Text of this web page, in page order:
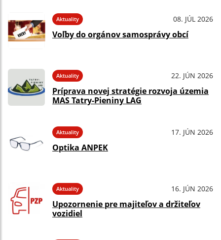
Aktuality 08. JÚL 2026
Voľby do orgánov samosprávy obcí
Aktuality 22. JÚN 2026
Príprava novej stratégie rozvoja územia
MAS Tatry-Pieniny LAG
Aktuality 17. JÚN 2026
Optika ANPEK
Aktuality 16. JÚN 2026
Upozornenie pre majiteľov a držiteľov
vozidiel